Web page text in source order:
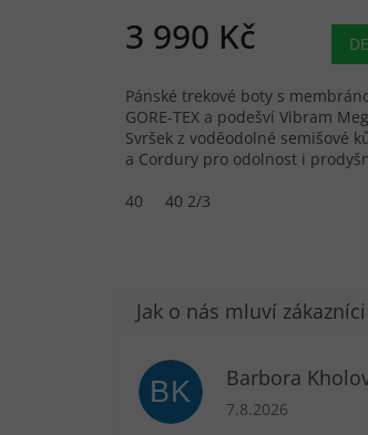
3 990 Kč
Pánské trekové boty s
GORE-TEX a podešví Vibram
Svršek z voděodolné semišové
a Cordury pro odolnost i
40
40 2/3
BK Barbora
Hodnocení
7.8.2026